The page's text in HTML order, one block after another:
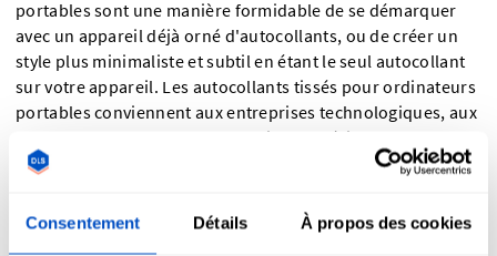
Consentement Détails À propos des cookies
portables sont une manière formidable de se démarquer
avec un appareil déjà orné d'autocollants, ou de créer un
style plus minimaliste et subtil en étant le seul autocollant
sur votre appareil. Les autocollants tissés pour ordinateurs
portables conviennent aux entreprises technologiques, aux
startups, aux agences de marketing numérique et de
référencement, aux gamers, aux fanatiques de sport en